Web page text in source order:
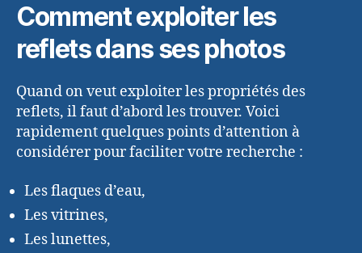
Comment exploiter les
reflets dans ses photos
Quand on veut exploiter les propriétés des
reflets, il faut d’abord les trouver. Voici
rapidement quelques points d’attention à
considérer pour faciliter votre recherche :
Les flaques d’eau,
Les vitrines,
Les lunettes,